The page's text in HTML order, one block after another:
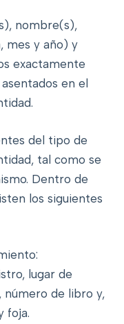
nombre(s),
mes y año) y
exactamente
en el
del tipo de
tal como se
Dentro de
los siguientes
lugar de
número de libro y,
foja.